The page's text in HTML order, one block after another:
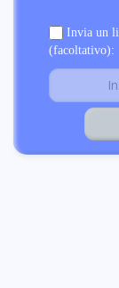
Invia un
(facoltativo):